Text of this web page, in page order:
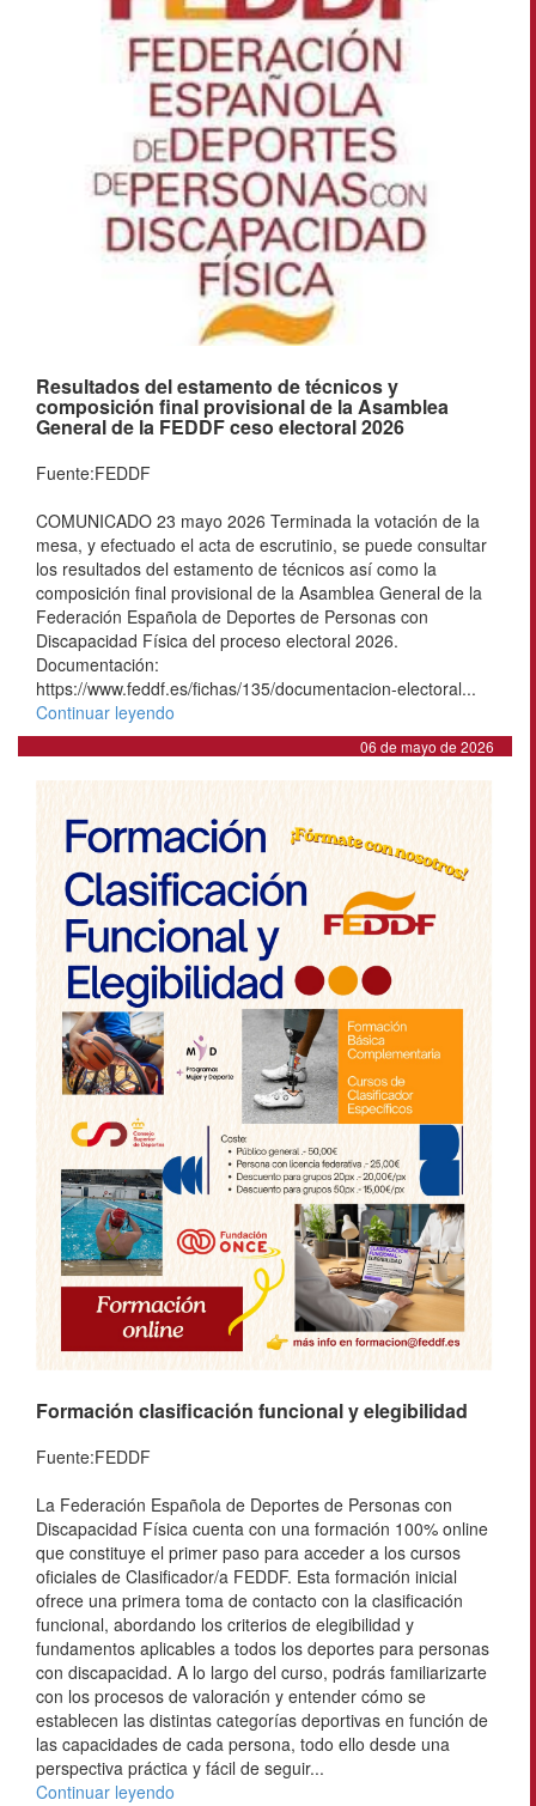
Resultados del estamento de técnicos y
composición final provisional de la Asamblea
General de la FEDDF ceso electoral 2026
Fuente:FEDDF
COMUNICADO 23 mayo 2026 Terminada la votación de la
mesa, y efectuado el acta de escrutinio, se puede consultar
los resultados del estamento de técnicos así como la
composición final provisional de la Asamblea General de la
Federación Española de Deportes de Personas con
Discapacidad Física del proceso electoral 2026.
Documentación:
https://www.feddf.es/fichas/135/documentacion-electoral...
Continuar leyendo
06 de mayo de 2026
Formación clasificación funcional y elegibilidad
Fuente:FEDDF
La Federación Española de Deportes de Personas con
Discapacidad Física cuenta con una formación 100% online
que constituye el primer paso para acceder a los cursos
oficiales de Clasificador/a FEDDF. Esta formación inicial
ofrece una primera toma de contacto con la clasificación
funcional, abordando los criterios de elegibilidad y
fundamentos aplicables a todos los deportes para personas
con discapacidad. A lo largo del curso, podrás familiarizarte
con los procesos de valoración y entender cómo se
establecen las distintas categorías deportivas en función de
las capacidades de cada persona, todo ello desde una
perspectiva práctica y fácil de seguir...
Continuar leyendo